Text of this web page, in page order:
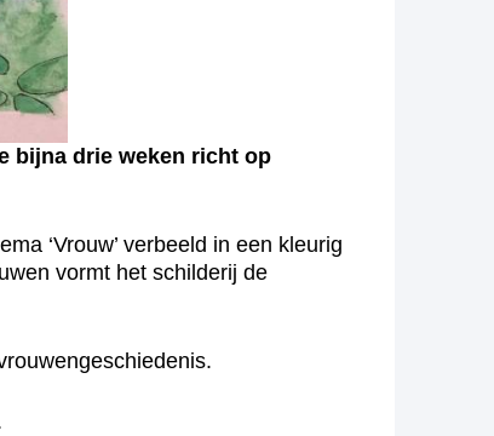
bijna drie weken richt op
‘Vrouw’ verbeeld in een kleurig
vormt het schilderij de